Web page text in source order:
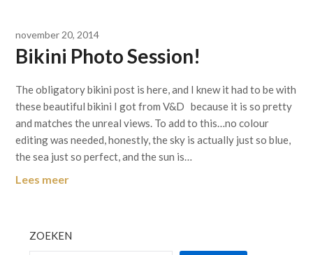
november 20, 2014
Bikini Photo Session!
The obligatory bikini post is here, and I knew it had to be with
these beautiful bikini I got from V&D because it is so pretty
and matches the unreal views. To add to this…no colour
editing was needed, honestly, the sky is actually just so blue,
the sea just so perfect, and the sun is…
Lees meer
ZOEKEN